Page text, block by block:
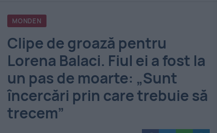
România
-
Evenimentul
Zilei
MONDEN
Clipe de groază pentru
Lorena Balaci. Fiul ei a fost la
un pas de moarte: „Sunt
încercări prin care trebuie să
trecem”